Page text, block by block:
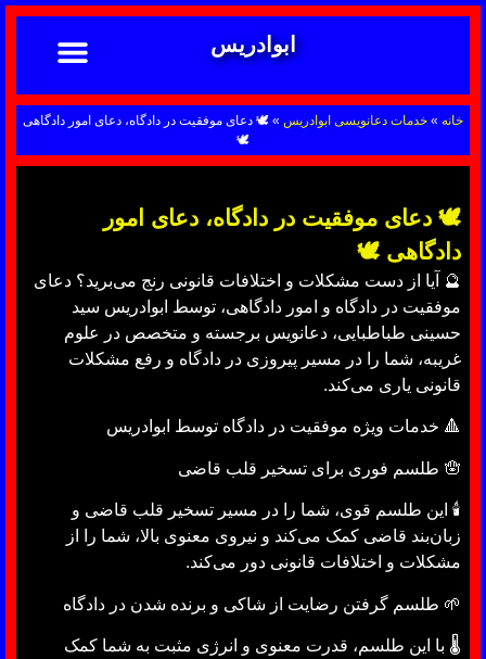
ابوادریس
خانه » خدمات دعانویسی ابوادریس » 🕊 دعای موفقیت در دادگاه، دعای امور دادگاهی
🕊
🕊 دعای موفقیت در دادگاه، دعای امور
دادگاهی 🕊
🔮 آیا از دست مشکلات و اختلافات قانونی رنج می‌برید؟ دعای
موفقیت در دادگاه و امور دادگاهی، توسط ابوادریس سید
حسینی طباطبایی، دعانویس برجسته و متخصص در علوم
غریبه، شما را در مسیر پیروزی در دادگاه و رفع مشکلات
قانونی یاری می‌کند.
🔺 خدمات ویژه موفقیت در دادگاه توسط ابوادریس
🪬 طلسم فوری برای تسخیر قلب قاضی
🕯 این طلسم قوی، شما را در مسیر تسخیر قلب قاضی و
زبان‌بند قاضی کمک می‌کند و نیروی معنوی بالا، شما را از
مشکلات و اختلافات قانونی دور می‌کند.
🌱 طلسم گرفتن رضایت از شاکی و برنده شدن در دادگاه
🌡 با این طلسم، قدرت معنوی و انرژی مثبت به شما کمک